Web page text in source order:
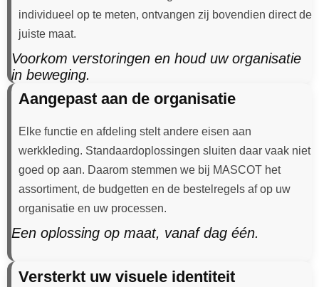
individueel op te meten, ontvangen zij bovendien direct de
juiste maat.
Voorkom verstoringen en houd uw organisatie
in beweging.
Aangepast aan de organisatie
Elke functie en afdeling stelt andere eisen aan
werkkleding. Standaardoplossingen sluiten daar vaak niet
goed op aan. Daarom stemmen we bij MASCOT het
assortiment, de budgetten en de bestelregels af op uw
organisatie en uw processen.
Een oplossing op maat, vanaf dag één.
Versterkt uw visuele identiteit